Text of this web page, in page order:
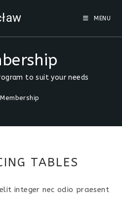
MENU
to suit your needs
Membership
TABLES
integer nec odio praesent